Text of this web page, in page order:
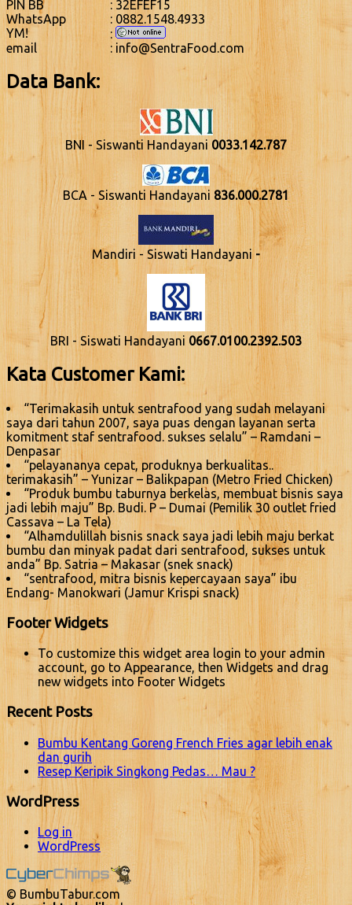
PIN BB
: 32EFEF15
WhatsApp
: 0882.1548.4933
YM!
:
email
: info@SentraFood.com
Data Bank:
BNI - Siswanti Handayani 0033.142.787
BCA - Siswanti Handayani 836.000.2781
Mandiri - Siswati Handayani -
BRI - Siswati Handayani 0667.0100.2392.503
Kata Customer Kami:
“Terimakasih untuk sentrafood yang sudah melayani
saya dari tahun 2007, saya puas dengan layanan serta
komitment staf sentrafood. sukses selalu” – Ramdani –
Denpasar
“pelayananya cepat, produknya berkualitas..
terimakasih” – Yunizar – Balikpapan (Metro Fried Chicken)
“Produk bumbu taburnya berkelas, membuat bisnis saya
jadi lebih maju” Bp. Budi. P – Dumai (Pemilik 30 outlet fried
Cassava – La Tela)
“Alhamdulillah bisnis snack saya jadi lebih maju berkat
bumbu dan minyak padat dari sentrafood, sukses untuk
anda” Bp. Satria – Makasar (snek snack)
“sentrafood, mitra bisnis kepercayaan saya” ibu
Endang- Manokwari (Jamur Krispi snack)
Footer Widgets
To customize this widget area login to your admin
account, go to Appearance, then Widgets and drag
new widgets into Footer Widgets
Recent Posts
Bumbu Kentang Goreng French Fries agar lebih enak
dan gurih
Resep Keripik Singkong Pedas… Mau ?
WordPress
Log in
WordPress
© BumbuTabur.com